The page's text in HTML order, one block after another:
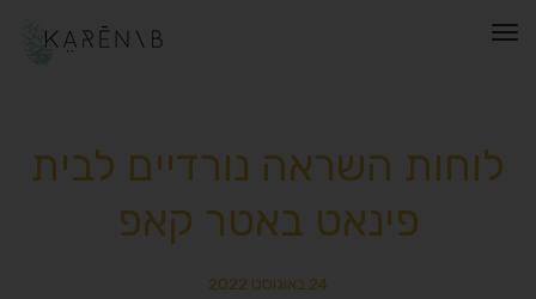
תפריט
לוחות השראה נורדיים לבית
פינאט באטר קאפ
24 באוגוסט 2022